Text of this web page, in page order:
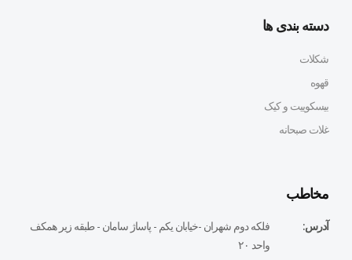
دسته بندی ها
شکلات
قهوه
بیسکوییت و کیک
غلات صبحانه
مخاطب
آدرس:
فلكه دوم شهران -خيابان يكم - پاساژ سامان - طبقه زير همكف
واحد ٢٠